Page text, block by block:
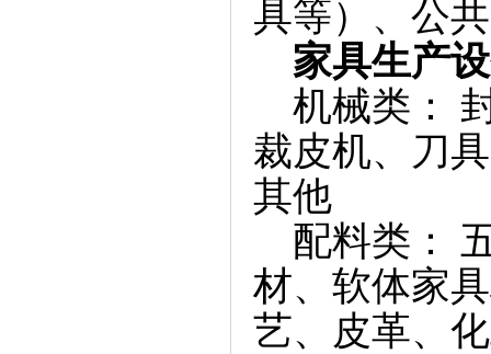
具等）、公
家具生产
机械类：
裁皮机、刀
其他
配料类：
材、软体家
艺、皮革、